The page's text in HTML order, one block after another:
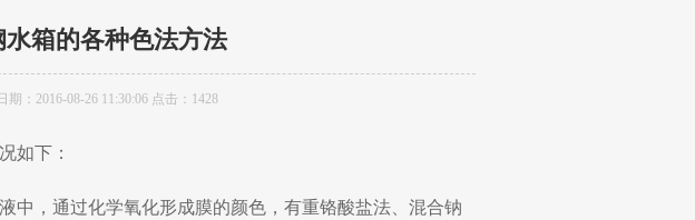
水箱的各种色法方法
期：2016-08-26 11:30:06 点击：1428
如下：
中，通过化学氧化形成膜的颜色，有重铬酸盐法、混合钠